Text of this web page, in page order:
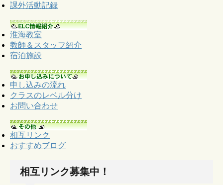
課外活動記録
淮海教室
教師＆スタッフ紹介
宿泊施設
申し込みの流れ
クラスのレベル分け
お問い合わせ
相互リンク
おすすめブログ
相互リンク募集中！